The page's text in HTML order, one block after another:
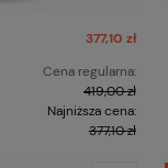
377,10 zł
Cena regularna:
419,00 zł
Najniższa cena:
377,10 zł